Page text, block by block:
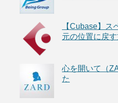
【Cubase】ス
元の位置に戻す
心を開いて（
た